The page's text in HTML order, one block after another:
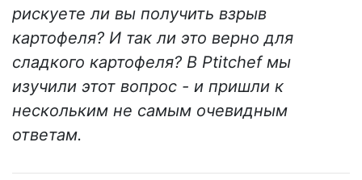
рискуете ли вы получить взрыв
картофеля? И так ли это верно для
сладкого картофеля? В Ptitchef мы
изучили этот вопрос - и пришли к
нескольким не самым очевидным
ответам.